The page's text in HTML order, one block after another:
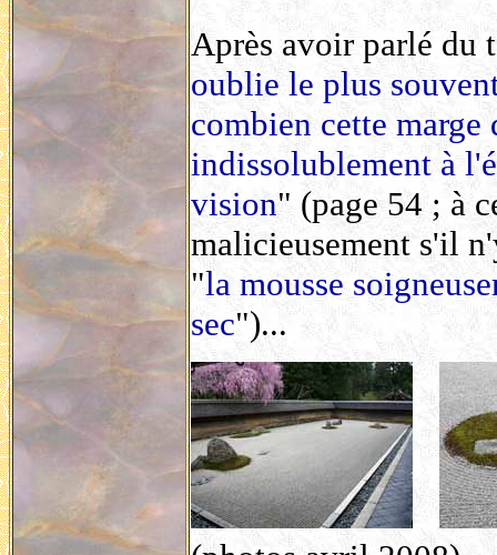
Après avoir parlé du
oublie le plus
combien cette marge
indissolublement à
vision" (page 54 ; à
malicieusement s'il
"la mousse
sec")...